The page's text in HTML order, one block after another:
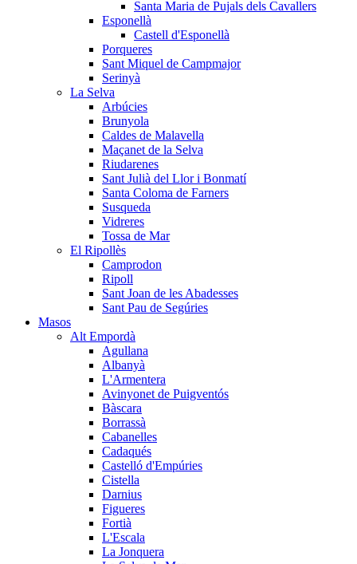
Santa Maria de Pujals dels Cavallers
Esponellà
Castell d'Esponellà
Porqueres
Sant Miquel de Campmajor
Serinyà
La Selva
Arbúcies
Brunyola
Caldes de Malavella
Maçanet de la Selva
Riudarenes
Sant Julià del Llor i Bonmatí
Santa Coloma de Farners
Susqueda
Vidreres
Tossa de Mar
El Ripollès
Camprodon
Ripoll
Sant Joan de les Abadesses
Sant Pau de Segúries
Masos
Alt Empordà
Agullana
Albanyà
L'Armentera
Avinyonet de Puigventós
Bàscara
Borrassà
Cabanelles
Cadaqués
Castelló d'Empúries
Cistella
Darnius
Figueres
Fortià
L'Escala
La Jonquera